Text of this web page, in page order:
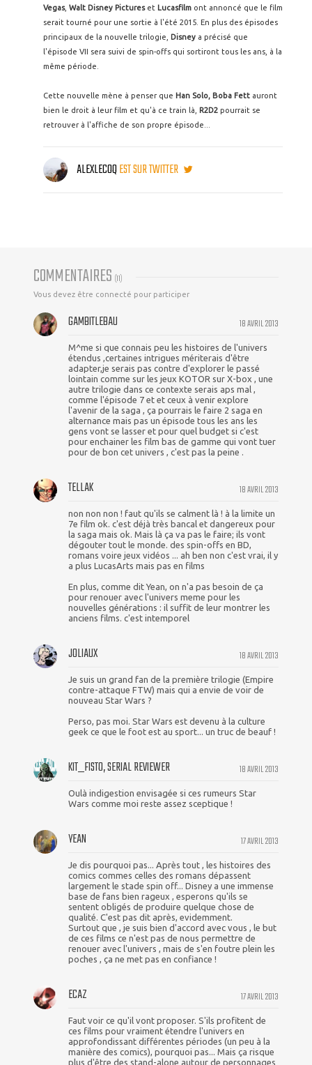
Vegas, Walt Disney Pictureset Lucasfilm ont annoncé que le film
serait tourné pour une sortie à l'été 2015. En plus des épisodes
principaux de la nouvelle trilogie, Disney a précisé que
l'épisode VII sera suivi de spin-offs qui sortiront tous les ans, à la
même période.
Cette nouvelle mène à penser que Han Solo, Boba Fett auront
bien le droit à leur film et qu'à ce train là, R2D2 pourrait se
retrouver à l'affiche de son propre épisode...
ALEXLECOQEST SUR TWITTER
COMMENTAIRES (11)
Vous devez être connecté pour participer
18 AVRIL 2013
GAMBITLEBAU
M^me si que connais peu les histoires de l'univers
étendus ,certaines intrigues mériterais d'être
adapter,je serais pas contre d'explorer le passé
lointain comme sur les jeux KOTOR sur X-box , une
autre trilogie dans ce contexte serais aps mal ,
comme l'épisode 7 et et ceux à venir explore
l'avenir de la saga , ça pourrais le faire 2 saga en
alternance mais pas un épisode tous les ans les
gens vont se lasser et pour quel budget si c'est
pour enchainer les film bas de gamme qui vont tuer
pour de bon cet univers , c'est pas la peine .
18 AVRIL 2013
TELLAK
non non non ! faut qu'ils se calment là ! à la limite un
7e film ok. c'est déjà très bancal et dangereux pour
la saga mais ok. Mais là ça va pas le faire; ils vont
dégouter tout le monde. des spin-offs en BD,
romans voire jeux vidéos ... ah ben non c'est vrai, il y
a plus LucasArts mais pas en films
En plus, comme dit Yean, on n'a pas besoin de ça
pour renouer avec l'univers meme pour les
nouvelles générations : il suffit de leur montrer les
anciens films. c'est intemporel
18 AVRIL 2013
JOLIAUX
Je suis un grand fan de la première trilogie (Empire
contre-attaque FTW) mais qui a envie de voir de
nouveau Star Wars ?
Perso, pas moi. Star Wars est devenu à la culture
geek ce que le foot est au sport... un truc de beauf !
18 AVRIL 2013
KIT_FISTO, SERIAL REVIEWER
Oulà indigestion envisagée si ces rumeurs Star
Wars comme moi reste assez sceptique !
17 AVRIL 2013
YEAN
Je dis pourquoi pas... Après tout , les histoires des
comics commes celles des romans dépassent
largement le stade spin off... Disney a une immense
base de fans bien rageux , esperons qu'ils se
sentent obligés de produire quelque chose de
qualité. C'est pas dit après, evidemment.
Surtout que , je suis bien d'accord avec vous , le but
de ces films ce n'est pas de nous permettre de
renouer avec l'univers , mais de s'en foutre plein les
poches , ça ne met pas en confiance !
17 AVRIL 2013
ECAZ
Faut voir ce qu'il vont proposer. S'ils profitent de
ces films pour vraiment étendre l'univers en
approfondissant différentes périodes (un peu à la
manière des comics), pourquoi pas... Mais ça risque
plus d'être des stand-alone autour de personnages